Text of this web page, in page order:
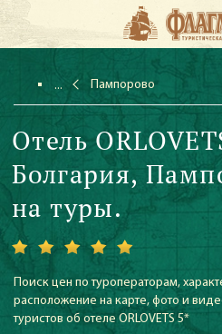
Пампорово
Отель
Болгария,
на туры.
Поиск цен по туроператорам,
расположение на карте, фото и
туристов об отеле ORLOVETS 5*